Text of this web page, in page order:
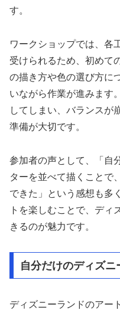
す。
ワークショップでは、各
受けられるため、初めて
の描き方や色の選び方に
いながら作業が進みます
してしまい、バランスが
準備が大切です。
参加者の声として、「自
ターを並べて描くことで
できた」という感想も多
トを楽しむことで、ディ
きるのが魅力です。
自分だけのディズ
ディズニーランドのアー